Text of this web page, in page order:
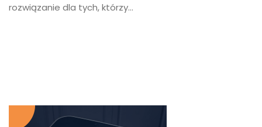
rozwiązanie dla tych, którzy...